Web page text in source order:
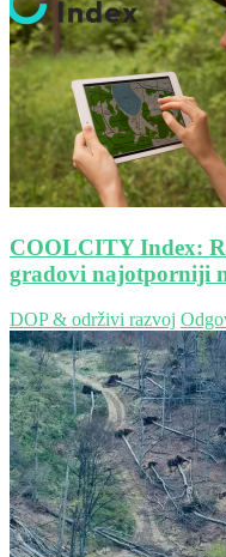
COOLCITY Index:
gradovi najotporniji
DOP & održivi razvoj